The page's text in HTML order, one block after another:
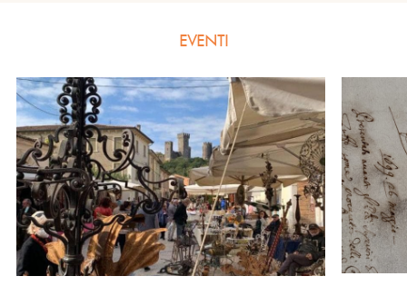
EVENTI